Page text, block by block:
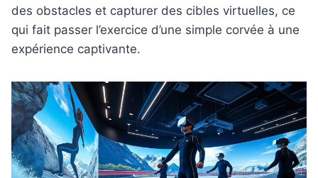
des obstacles et capturer des cibles virtuelles, ce
qui fait passer l’exercice d’une simple corvée à une
expérience captivante.